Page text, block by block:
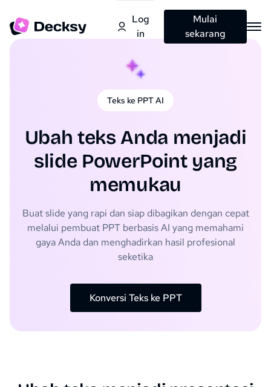
Log
in
Mulai
sekarang
Teks ke PPT AI
Ubah teks Anda menjadi
slide PowerPoint yang
memukau
Buat slide yang rapi dan siap dibagikan dengan cepat
melalui pembuat PPT berbasis AI yang memahami
gaya Anda dan menghadirkan hasil profesional
seketika
Konversi Teks ke PPT